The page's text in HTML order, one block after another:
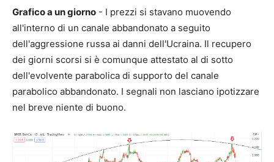
Grafico a un giorno - I prezzi si stavano muovendo
all'interno di un canale abbandonato a seguito
dell'aggressione russa ai danni dell'Ucraina. Il recupero
dei giorni scorsi si è comunque attestato al di sotto
dell'evolvente parabolica di supporto del canale
parabolico abbandonato. I segnali non lasciano ipotizzare
nel breve niente di buono.